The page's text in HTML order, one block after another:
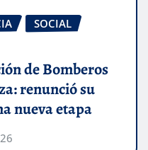
SOCIAL
de Bomberos
renunció su
nueva etapa